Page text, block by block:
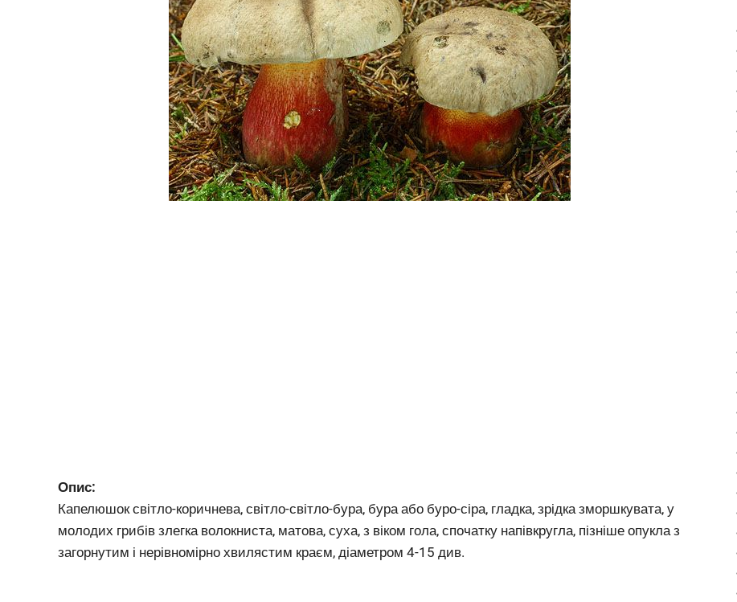
Опис:
Капелюшок світло-коричнева, світло-світло-бура, бура або буро-сіра, гладка, зрідка зморшкувата, у
молодих грибів злегка волокниста, матова, суха, з віком гола, спочатку напівкругла, пізніше опукла з
загорнутим і нерівномірно хвилястим краєм, діаметром 4-15 див.